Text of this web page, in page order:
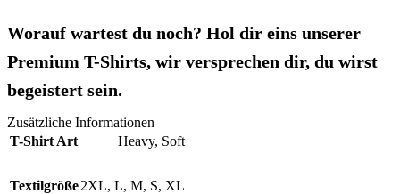
Worauf wartest du noch? Hol dir eins unserer
Premium T-Shirts, wir versprechen dir, du wirst
begeistert sein.
Zusätzliche Informationen
T-Shirt Art
Heavy, Soft
Textilgröße2XL, L, M, S, XL